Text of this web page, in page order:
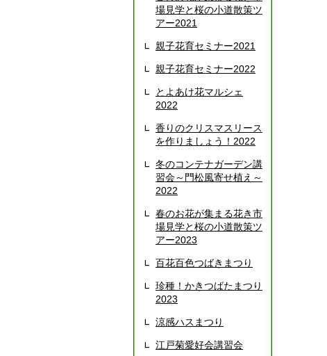
場見学と桜の小道散策ツ
アー2021
親子花育セミナー2021
親子花育セミナー2022
とよあけ花マルシェ
2022
香りのクリスマスリース
を作りましょう！2022
冬のコンテナガーデン講
習会～門松風寄せ植え～
2022
春のお花が集まる花き市
場見学と桜の小道散策ツ
アー2023
百花百色つばきまつり
珍種！かきつばたまつり
2023
涼感ハスまつり
江戸菊愛好会講習会